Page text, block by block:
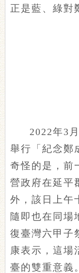
正是藍、綠對
2022年3
舉行「紀念鄭
奇怪的是，前
營政府在延平
外，該日上午
隨即也在同場
復臺灣六甲子
康表示，這場
臺的雙重意義